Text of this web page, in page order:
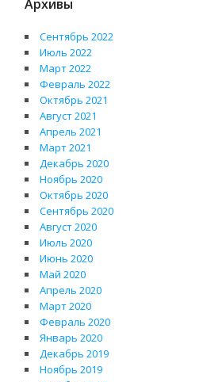
Архивы
Сентябрь 2022
Июль 2022
Март 2022
Февраль 2022
Октябрь 2021
Август 2021
Апрель 2021
Март 2021
Декабрь 2020
Ноябрь 2020
Октябрь 2020
Сентябрь 2020
Август 2020
Июль 2020
Июнь 2020
Май 2020
Апрель 2020
Март 2020
Февраль 2020
Январь 2020
Декабрь 2019
Ноябрь 2019